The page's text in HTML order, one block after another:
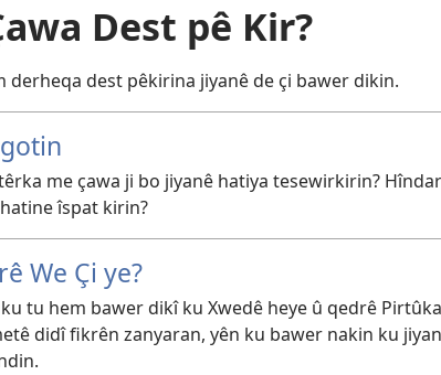
Dest pê Kir?
derheqa dest pêkirina jiyanê de çi bawer dikin.
me çawa ji bo jiyanê hatiya tesewirkirin?
îspat kirin?
We Çi ye?
tu hem bawer dikî ku Xwedê heye û qedrê
didî fikrên zanyaran, yên ku bawer nakin ku